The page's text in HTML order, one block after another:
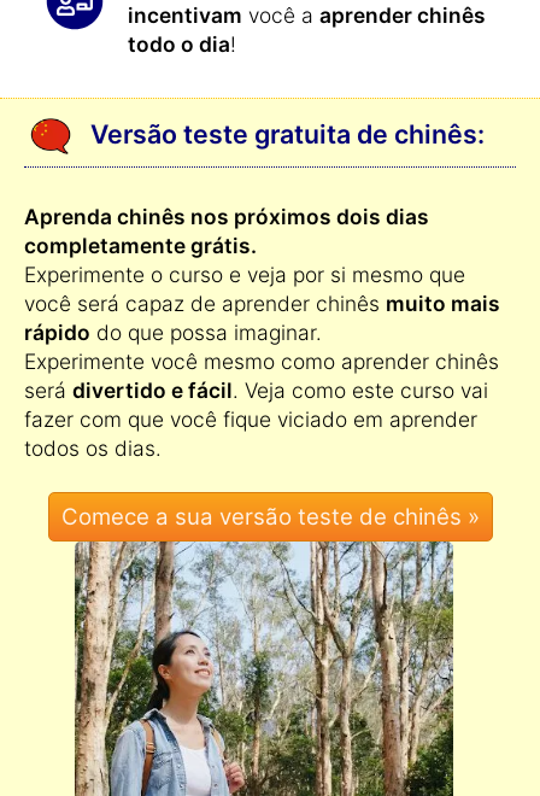
incentivam você a aprender chinês
todo o dia!
Versão teste gratuita de chinês:
Aprenda chinês nos próximos dois dias
completamente grátis.
Experimente o curso e veja por si mesmo que
você será capaz de aprender chinês muito mais
rápido do que possa imaginar.
Experimente você mesmo como aprender chinês
será divertido e fácil. Veja como este curso vai
fazer com que você fique viciado em aprender
todos os dias.